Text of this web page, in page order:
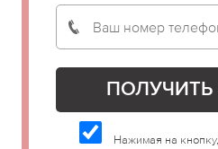
Нажимая на